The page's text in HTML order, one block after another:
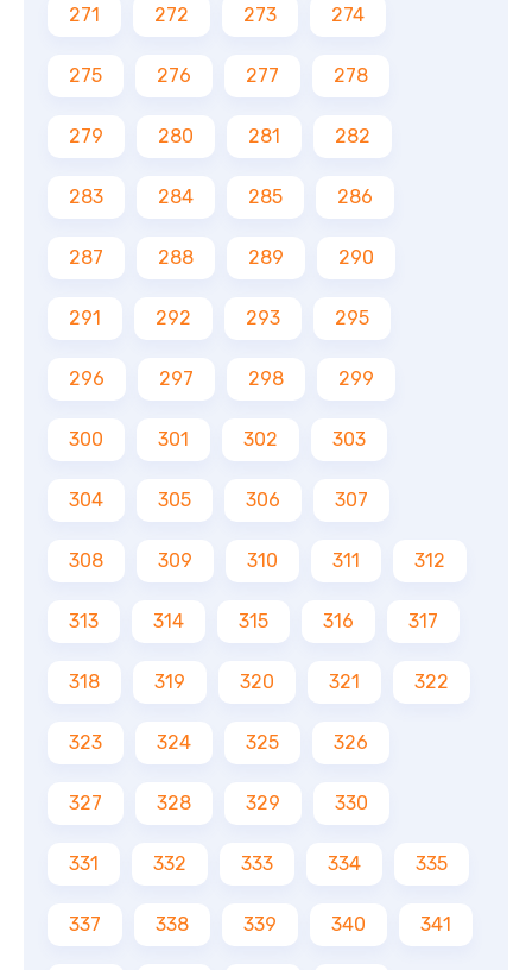
271 272 273 274
275 276 277 278
279 280 281 282
283 284 285 286
287 288 289 290
291 292 293 295
296 297 298 299
300 301 302 303
304 305 306 307
308 309 310 311 312
313 314 315 316 317
318 319 320 321 322
323 324 325 326
327 328 329 330
331 332 333 334 335
337 338 339 340 341